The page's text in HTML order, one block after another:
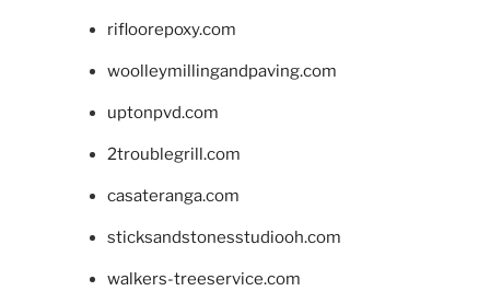
rifloorepoxy.com
woolleymillingandpaving.com
uptonpvd.com
2troublegrill.com
casateranga.com
sticksandstonesstudiooh.com
walkers-treeservice.com